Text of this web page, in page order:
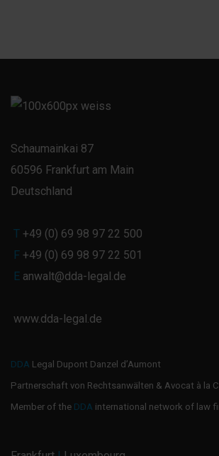
Schaumainkai 87
60596 Frankfurt am Main
Deutschland
T +49 (0) 69 98 97 22 500
F +49 (0) 69 98 97 22 501
E anwalt@dda-legal.de
www.dda-legal.de
DDA Legal Dupont Danzel d’Aumont
Partnerschaft von Rechtsanwälten & Avocat à la
Member of the DDA international network of law